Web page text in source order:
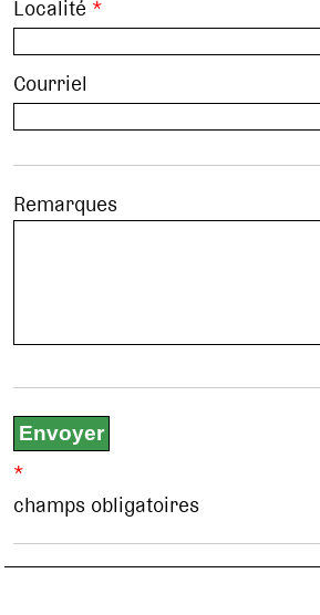
Localité *
Courriel
Remarques
*
champs obligatoires